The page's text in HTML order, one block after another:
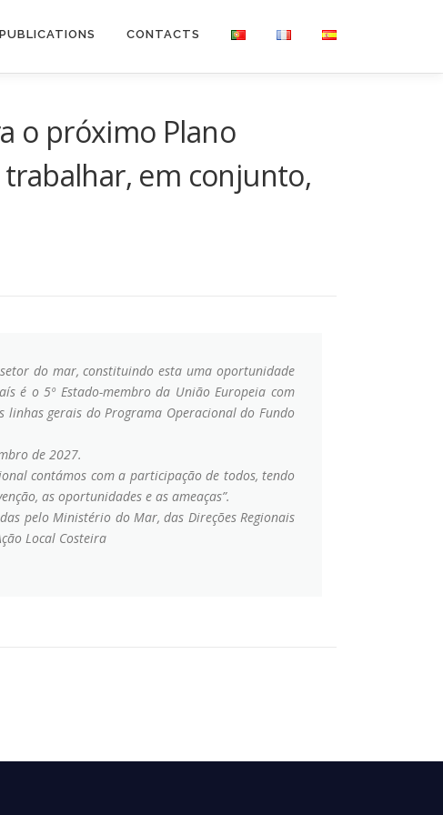
PUBLICATIONS CONTACTS
o próximo Plano
em conjunto,
do mar, constituindo esta uma oportunidade
é o 5º Estado-membro da União Europeia com
gerais do Programa Operacional do Fundo
de 2027.
contámos com a participação de todos, tendo
as oportunidades e as ameaças”.
pelo Ministério do Mar, das Direções Regionais
Local Costeira